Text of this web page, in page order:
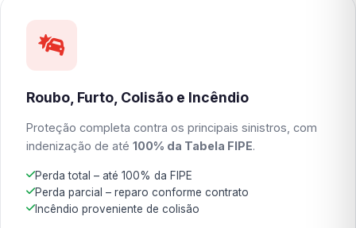
Roubo, Furto, Colisão e Incêndio
Proteção completa contra os principais sinistros, com
indenização de até 100% da Tabela FIPE.
Perda total – até 100% da FIPE
Perda parcial – reparo conforme contrato
Incêndio proveniente de colisão